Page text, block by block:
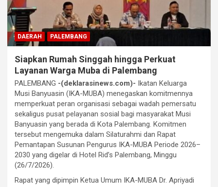
DAERAH PALEMBANG
Siapkan Rumah Singgah hingga Perkuat
Layanan Warga Muba di Palembang
PALEMBANG -(deklarasinews.com)- Ikatan Keluarga
Musi Banyuasin (IKA-MUBA) menegaskan komitmennya
memperkuat peran organisasi sebagai wadah pemersatu
sekaligus pusat pelayanan sosial bagi masyarakat Musi
Banyuasin yang berada di Kota Palembang. Komitmen
tersebut mengemuka dalam Silaturahmi dan Rapat
Pemantapan Susunan Pengurus IKA-MUBA Periode 2026–
2030 yang digelar di Hotel Rid’s Palembang, Minggu
(26/7/2026).
Rapat yang dipimpin Ketua Umum IKA-MUBA Dr. Apriyadi